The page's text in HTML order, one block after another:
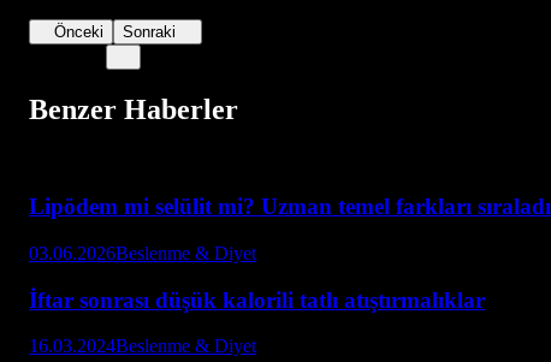
Önceki Sonraki
Benzer Haberler
Lipödem mi selülit mi? Uzman temel farkları sıraladı
03.06.2026Beslenme & Diyet
İftar sonrası düşük kalorili tatlı atıştırmalıklar
16.03.2024Beslenme & Diyet